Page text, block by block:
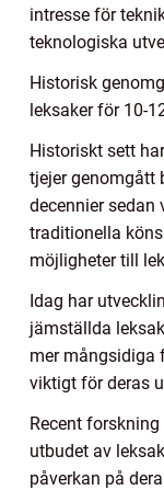
intresse för
teknologiska
Historisk
leksaker för 10-
Historiskt sett
tjejer genomgått
decennier sedan
traditionella
möjligheter till
Idag har
jämställda
mer mångsidiga
viktigt för deras
Recent
utbudet av
påverkan på